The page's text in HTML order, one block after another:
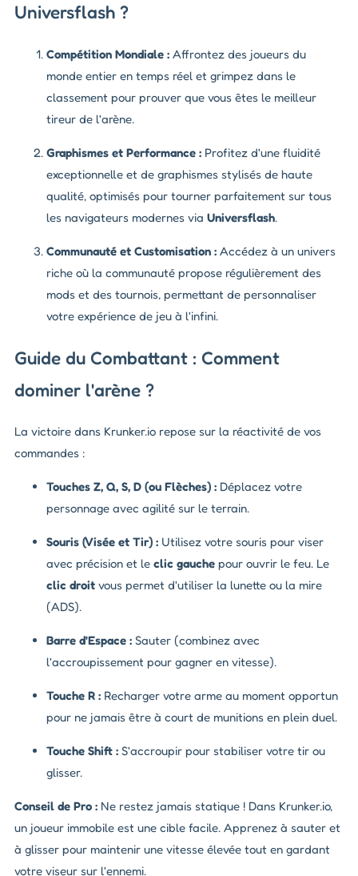
Universflash ?
Compétition Mondiale : Affrontez des joueurs du
monde entier en temps réel et grimpez dans le
classement pour prouver que vous êtes le meilleur
tireur de l'arène.
Graphismes et Performance : Profitez d'une fluidité
exceptionnelle et de graphismes stylisés de haute
qualité, optimisés pour tourner parfaitement sur tous
les navigateurs modernes via Universflash.
Communauté et Customisation : Accédez à un univers
riche où la communauté propose régulièrement des
mods et des tournois, permettant de personnaliser
votre expérience de jeu à l'infini.
Guide du Combattant : Comment
dominer l'arène ?
La victoire dans Krunker.io repose sur la réactivité de vos
commandes :
Touches Z, Q, S, D (ou Flèches) : Déplacez votre
personnage avec agilité sur le terrain.
Souris (Visée et Tir) : Utilisez votre souris pour viser
avec précision et le clic gauche pour ouvrir le feu. Le
clic droit vous permet d'utiliser la lunette ou la mire
(ADS).
Barre d'Espace : Sauter (combinez avec
l'accroupissement pour gagner en vitesse).
Touche R : Recharger votre arme au moment opportun
pour ne jamais être à court de munitions en plein duel.
Touche Shift : S'accroupir pour stabiliser votre tir ou
glisser.
Conseil de Pro : Ne restez jamais statique ! Dans Krunker.io,
un joueur immobile est une cible facile. Apprenez à sauter et
à glisser pour maintenir une vitesse élevée tout en gardant
votre viseur sur l'ennemi.